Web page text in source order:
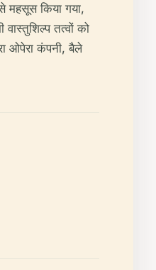
किया गया,
तत्वों को
ओपेरा कंपनी, बैले